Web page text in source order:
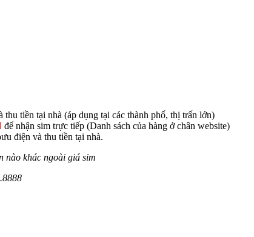
thu tiền tại nhà (áp dụng tại các thành phố, thị trấn lớn)
để nhận sim trực tiếp (Danh sách của hàng ở chân website)
điện và thu tiền tại nhà.
nào khác ngoài giá sim
8888